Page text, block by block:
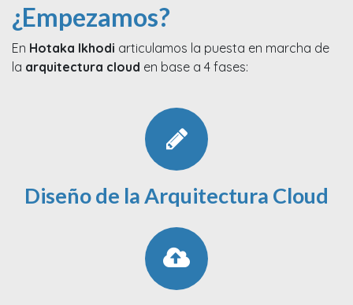
¿Empezamos?
En Hotaka Ikhodi articulamos la puesta en marcha de
la arquitectura cloud en base a 4 fases:
Diseño de la Arquitectura Cloud